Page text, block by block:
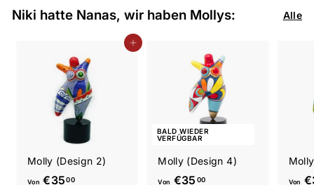
0
9
Niki hatte Nanas, wir haben Mollys: Alle
In den Einkaufswagen legen
Molly (Design 2)
Von €35 00V
BALD WIEDER
VERFÜGBAR
Molly (Design 4)
Von €35 00V
Von